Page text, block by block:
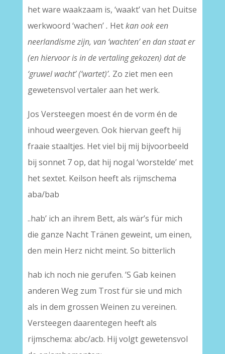
het ware waakzaam is, ‘waakt’ van het Duitse
werkwoord ‘wachen’. Hetkan ook een
neerlandisme zijn, van ‘wachten’ en dan staat er
(en hiervoor is in de vertaling gekozen) dat de
‘gruwel wacht’ (‘wartet)’. Zo ziet men een
gewetensvol vertaler aan het werk.
Jos Versteegen moest én de vorm én de
inhoud weergeven. Ook hiervan geeft hij
fraaie staaltjes. Het viel bij mij bijvoorbeeld
bij sonnet 7 op, dat hij nogal ‘worstelde’ met
het sextet. Keilson heeft als rijmschema
aba/bab
..hab’ ich an ihrem Bett, als wär’s für mich
die ganze Nacht Tränen geweint, um einen,
den mein Herz nicht meint. So bitterlich
hab ich noch nie gerufen. ’S Gab keinen
anderen Weg zum Trost für sie und mich
als in dem grossen Weinen zu vereinen.
Versteegen daarentegen heeft als
rijmschema: abc/acb. Hij volgt gewetensvol